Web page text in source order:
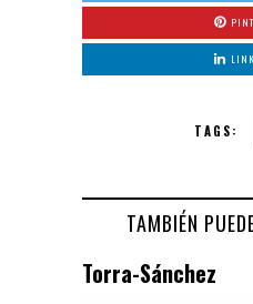
TAGS:
TAMBIÉN
Torra-Sánchez